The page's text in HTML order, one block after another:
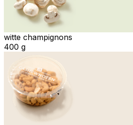
witte champignons
400 g